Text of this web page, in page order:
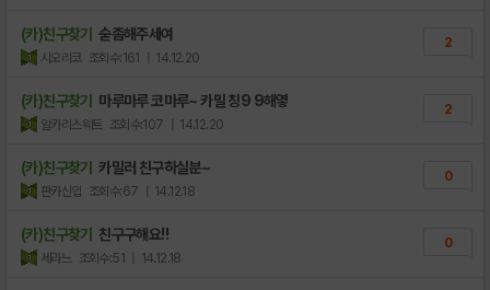
(카)친구찾기 숟좀해주세여
시오리코 조회수:161 | 14.12.20
2
(카)친구찾기 마루마루 코마루~ 카밀 칭9 9해옇
알카리스웨트 조회수:107 | 14.12.20
2
(카)친구찾기 카밀러 친구하실분~
판카신입 조회수:67 | 14.12.18
0
(카)친구찾기 친구구해요!!
세라느 조회수:51 | 14.12.18
0